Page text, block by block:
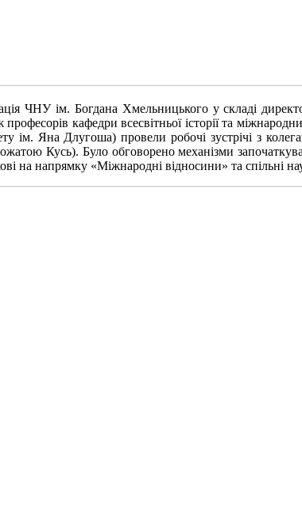
ЧНУ ім. Богдана Хмельницького у складі
професорів кафедри всесвітньої історії та
ім. Яна Длугоша) провели робочі зустрічі з
Кусь). Було обговорено механізми
на напрямку «Міжнародні відносини» та спільні